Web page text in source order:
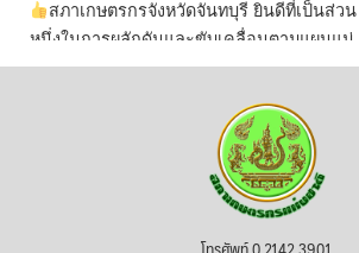
สภาเกษตรกรจังหวัดจันทบุรี ยินดีที่เป็นส่วน
หนึ่งในการผลักดันและขับเคลื่อนตามแผนแม่
บทเพื่อพั ...See More
ไม่สามารถดูเนื้อหานี้ได้ในขณะนี้
สภาเกษตรกรแห่งชาติ